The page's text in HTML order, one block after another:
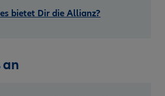
bietet Dir die Allianz?
an